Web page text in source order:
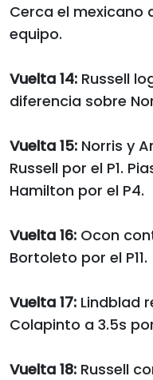
Cerca el mexicano
equipo.
Vuelta 14: Russell
diferencia sobre
Vuelta 15: Norris y
Russell por el P1.
Hamilton por el P4.
Vuelta 16: Ocon
Bortoleto por el P11.
Vuelta 17: Lindblad
Colapinto a 3.5s
Vuelta 18: Russell